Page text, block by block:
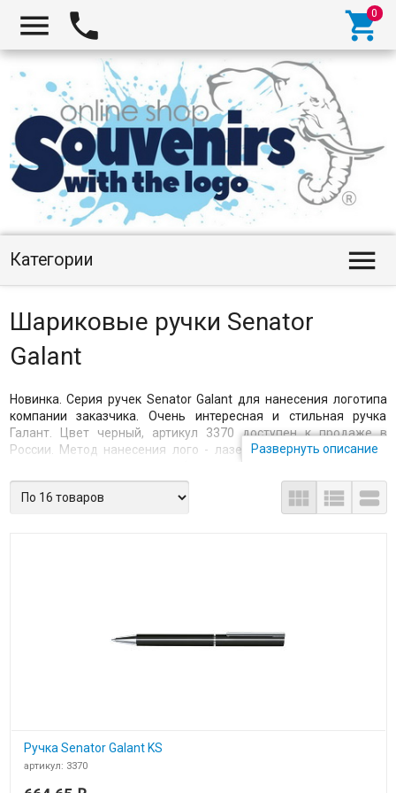
  
Категории 
Шариковые ручки Senator
Galant
Новинка. Серия ручек Senator Galant для нанесения логотипа
компании заказчика. Очень интересная и стильная ручка
Галант. Цвет черный, артикул 3370 доступен к продаже в
России. Метод нанесения лого - лазерная гравировка. Ручки
премиум класса отлично комбинируются с другими сувенирами
в корпоративный подарочный набор. В близком по пантону
цвете можно подобрать большой ёмкости
usb флешки, кружки,
power bank. Всё это уже есть на
Развернуть описание
  
Ручка Senator Galant KS
артикул: 3370